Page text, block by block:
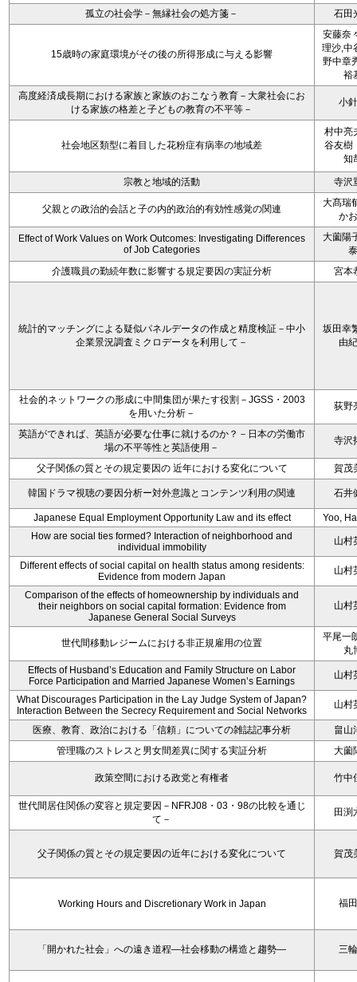
孤立の社会学－無縁社会の処方箋－
石田
15歳時の家庭環境がその後の所得形成に与える影響
安藤奈
理沙,中
野中章
裕
高度経済成長期における家族と家族のおこなう教育－大衆社会にお
ける家族の格差と子どもの教育の不平等－
小
社会地区類型に着目した花粉症有病率の地域差
村中亮
谷友樹
知
宗教と地域的活動 寺沢
父親との政治的会話と子の内的政治的有効性感覚の関連
大髙瑞
か
Effect of Work Values on Work Outcomes: Investigating Differences
of Job Categories
大薗陽
泰
介護職員の勤続年数に影響する規定要因の実証分析
宮本
統計的マッチングによる疑似パネルデータの作成と精度検証－中小
企業景況調査ミクロデータを利用して－
坂田幸
由
社会的ネットワークの形成に中間集団が果たす役割－JGSS・2003
を用いた分析－
荻野
英語ができれば、英語が必要な仕事に就けるのか？－日本の労働市
場の不平等性と英語使用－
寺沢
父子関係の質とその規定要因の 近年における変化について 賀茂
韓国ドラマ視聴の要因分析ー対外意識とコンテンツ利用の関連 石井
Japanese Equal Employment Opportunity Law and its effect
Yoo,
How are social ties formed? Interaction of neighborhood and
individual immobility
山村
Different effects of social capital on health status among residents:
Evidence from modern Japan
山村
Comparison of the effects of homeownership by individuals and
their neighbors on social capital formation: Evidence from
Japanese General Social Surveys
山村
世代間移動レジームにおける非正規雇用の位置
平尾一
丸
Effects of Husband’s Education and Family Structure on Labor
Force Participation and Married Japanese Women’s Earnings
山村
What Discourages Participation in the Lay Judge System of Japan?
Interaction Between the Secrecy Requirement and Social Networks
山村
医療、教育、政治における「信頼」についての雑誌記事分析
畠山
管理職のストレスと男女間差異に関する実証分析
大薗
政策空間における政党と有権者 竹中
世代間居住関係の変容と規定要因－NFRJ08・03・98の比較を通じ
て－
田渕
父子関係の質とその規定要因の近年における変化について 賀茂
Working Hours and Discretionary Work in Japan 福
「開かれた社会」への遠き道程―社会移動の構造と趨勢― 三